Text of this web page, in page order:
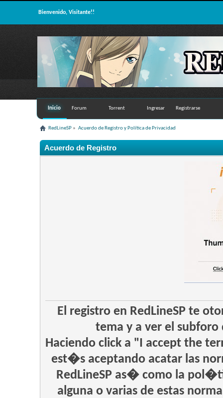
Bienvenido, Visitante!!
Inicio Forum Torrent Ingresar Registrarse
RedLineSP » Acuerdo de Registro y Política de Privacidad
Acuerdo de Registro
El registro en RedLineSP te
tema y a ver el subforo
Haciendo click a "I accept the
est�s aceptando acatar las
RedLineSP as� como la
alguna o varias de estas